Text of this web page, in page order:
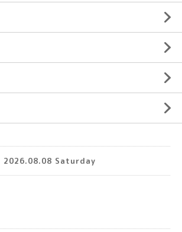
2026.08.08 Saturday